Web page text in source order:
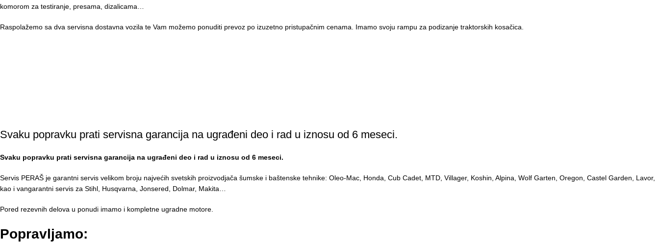
komorom za testiranje, presama, dizalicama…
Raspolažemo sa dva servisna dostavna vozila te Vam možemo ponuditi prevoz po izuzetno pristupačnim cenama. Imamo svoju rampu za podizanje traktorskih kosačica.
Svaku popravku prati servisna garancija na ugrađeni deo i rad u iznosu od 6 meseci.
Svaku popravku prati servisna garancija na ugrađeni deo i rad u iznosu od 6 meseci.
Servis PERAŠ je garantni servis velikom broju najvećih svetskih proizvodjača šumske i baštenske tehnike: Oleo-Mac, Honda, Cub Cadet, MTD, Villager, Koshin, Alpina, Wolf Garten, Oregon, Castel Garden, Lavor,
kao i vangarantni servis za Stihl, Husqvarna, Jonsered, Dolmar, Makita…
Pored rezevnih delova u ponudi imamo i kompletne ugradne motore.
Popravljamo: